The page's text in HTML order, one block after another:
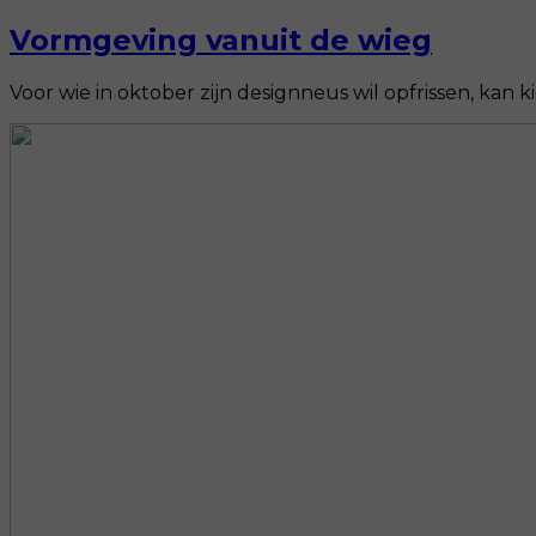
Vormgeving vanuit de wieg
Voor wie in oktober zijn designneus wil opfrissen, kan